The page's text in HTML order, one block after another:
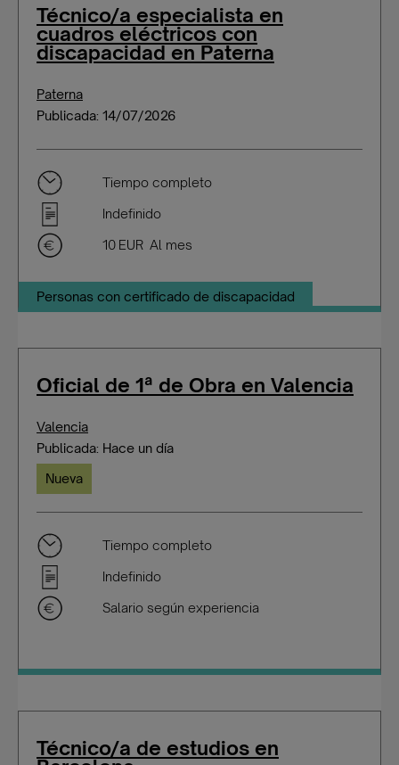
Técnico/a especialista en
cuadros eléctricos con
discapacidad en Paterna
Paterna
Publicada: 14/07/2026
Tiempo completo
Indefinido
10 EUR Al mes
Personas con certificado de discapacidad
Oficial de 1ª de Obra en Valencia
Valencia
Publicada: Hace un día
Nueva
Tiempo completo
Indefinido
Salario según experiencia
Técnico/a de estudios en